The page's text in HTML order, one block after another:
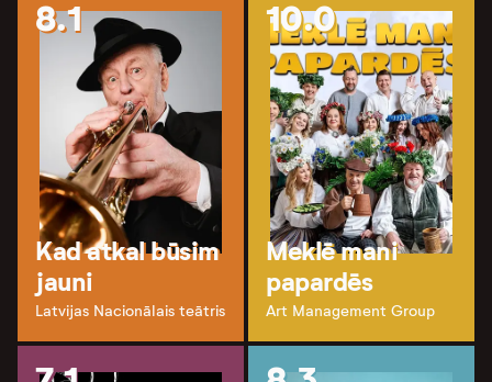
8.1
Kad atkal būsim
jauni
Latvijas Nacionālais teātris
10.0
Meklē mani
papardēs
Art Management Group